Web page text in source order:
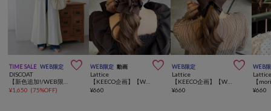
TIME SALE WEB限定 
DISCOAT
¥1,650 (75%OFF)
WEB限定 動画 
Lattice
¥660
WEB限定 
Lattice
【KEECO企画】【WEB限定/人気の為再入荷】パイピングリボンバナナクリップ
¥660
WEB
¥660